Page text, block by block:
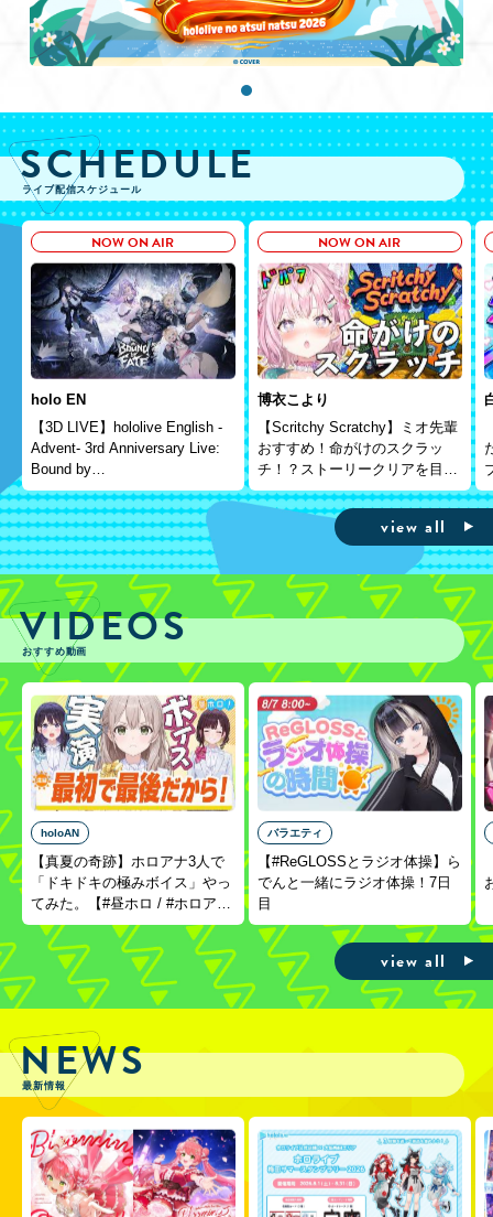
SCHEDULE
ライブ配信スケジュール
NOW ON AIR
holo EN
【3D LIVE】hololive English -
Advent- 3rd Anniversary Live:
Bound by
Fate【#AdventBoundbyFate】
NOW ON AIR
博衣こより
【Scritchy Scratchy】ミオ先輩
おすすめ！命がけのスクラッ
チ！？ストーリークリアを目指
して！【博衣こより/ホロライ
ブ】
view all
VIDEOS
おすすめ動画
holoAN
【真夏の奇跡】ホロアナ3人で
「ドキドキの極みボイス」やっ
てみた。【#昼ホロ / #ホロア
ナ】
バラエティ
【#ReGLOSSとラジオ体操】ら
でんと一緒にラジオ体操！7日
目
view all
NEWS
最新情報